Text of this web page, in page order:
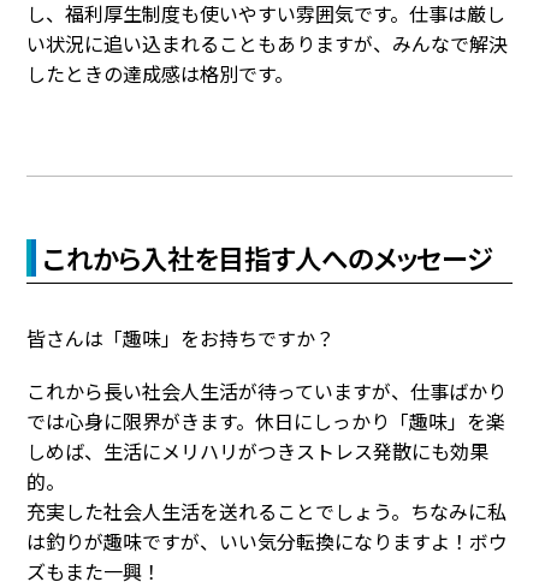
し、福利厚生制度も使いやすい雰囲気です。仕事は厳し
い状況に追い込まれることもありますが、みんなで解決
したときの達成感は格別です。
これから入社を目指す人へのメッセージ
皆さんは「趣味」をお持ちですか？
これから長い社会人生活が待っていますが、仕事ばかり
では心身に限界がきます。休日にしっかり「趣味」を楽
しめば、生活にメリハリがつきストレス発散にも効果
的。
充実した社会人生活を送れることでしょう。ちなみに私
は釣りが趣味ですが、いい気分転換になりますよ！ボウ
ズもまた一興！